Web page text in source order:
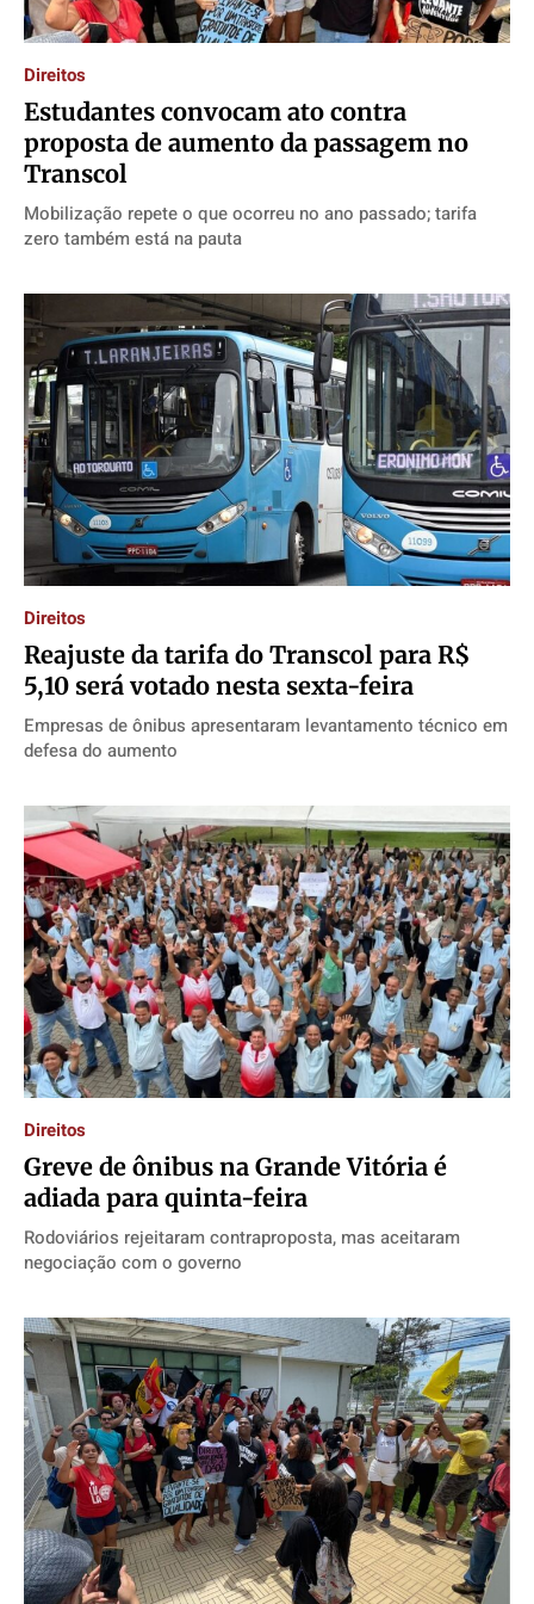
Direitos
Estudantes convocam ato contra
proposta de aumento da passagem no
Transcol
Mobilização repete o que ocorreu no ano passado; tarifa
zero também está na pauta
Direitos
Reajuste da tarifa do Transcol para R$
5,10 será votado nesta sexta-feira
Empresas de ônibus apresentaram levantamento técnico em
defesa do aumento
Direitos
Greve de ônibus na Grande Vitória é
adiada para quinta-feira
Rodoviários rejeitaram contraproposta, mas aceitaram
negociação com o governo